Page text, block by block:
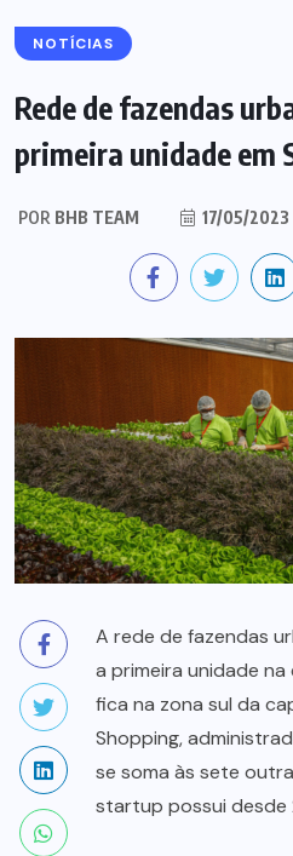
NOTÍCIAS
Rede de fazendas
primeira unidade em
POR BHB TEAM 17/05/2023
A rede de fazendas
a primeira unidade na
fica na zona sul da
Shopping,
se soma às sete
startup possui desde